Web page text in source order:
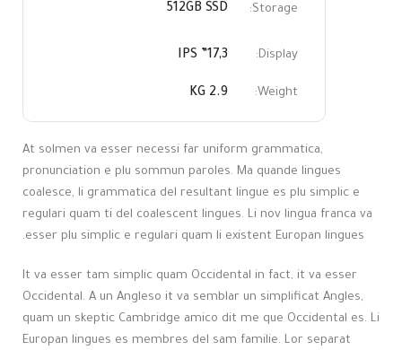
Storage:
512GB SSD
Display:
17,3” IPS
Weight:
2.9 KG
At solmen va esser necessi far uniform grammatica,
pronunciation e plu sommun paroles. Ma quande lingues
coalesce, li grammatica del resultant lingue es plu simplic e
regulari quam ti del coalescent lingues. Li nov lingua franca va
esser plu simplic e regulari quam li existent Europan lingues.
It va esser tam simplic quam Occidental in fact, it va esser
Occidental. A un Angleso it va semblar un simplificat Angles,
quam un skeptic Cambridge amico dit me que Occidental es. Li
Europan lingues es membres del sam familie. Lor separat